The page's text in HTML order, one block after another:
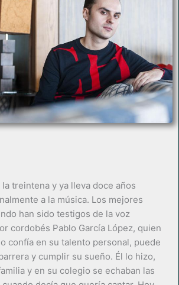
treintena y ya lleva doce años
a la música. Los mejores
han sido testigos de la voz
cordobés Pablo García López, quien
confía en su talento personal, puede
y cumplir su sueño. Él lo hizo,
y en su colegio se echaban las